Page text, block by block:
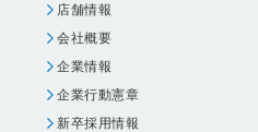
店舗情報
会社概要
企業情報
企業行動憲章
新卒採用情報